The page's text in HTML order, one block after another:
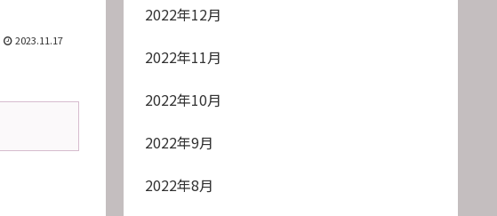
2023.11.17
2022年12月
2022年11月
2022年10月
2022年9月
2022年8月